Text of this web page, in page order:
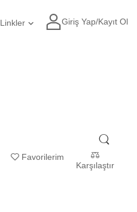
Linkler
Giriş Yap/Kayıt Ol
Favorilerim
Karşılaştır